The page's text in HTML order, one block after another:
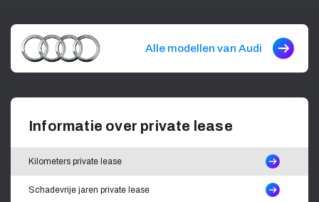
Alle modellen van Audi
Informatie over private lease
Kilometers private lease
Schadevrije jaren private lease